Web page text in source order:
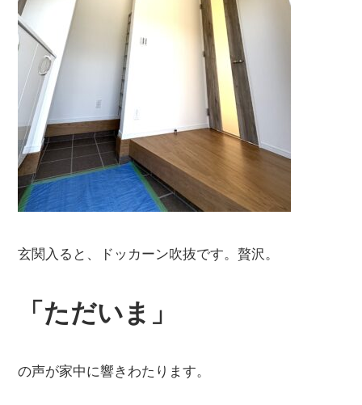
玄関入ると、ドッカーン吹抜です。贅沢。
「ただいま」
の声が家中に響きわたります。